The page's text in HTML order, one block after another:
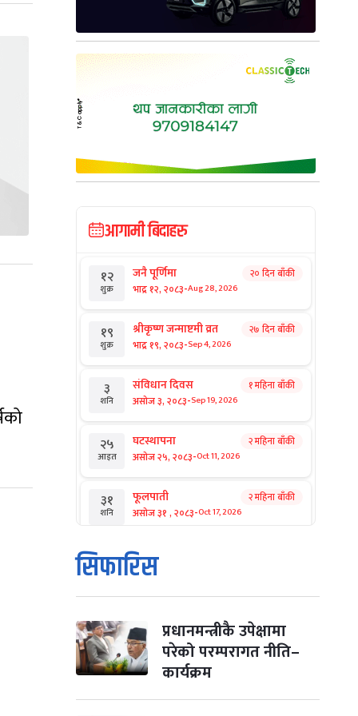
आगामी बिदाहरु
१२
शुक्र
जनै पूर्णिमा
भाद्र १२, २०८३-Aug 28, 2026
२० दिन बाँकी
१९
शुक्र
श्रीकृष्ण जन्माष्टमी व्रत
भाद्र १९, २०८३-Sep 4, 2026
२७ दिन बाँकी
३
शनि
संविधान दिवस
असोज ३, २०८३-Sep 19, 2026
१ महिना बाँकी
२५
आइत
घटस्थापना
असोज २५, २०८३-Oct 11, 2026
२ महिना बाँकी
३१
शनि
फूलपाती
असोज ३१ , २०८३-Oct 17, 2026
२ महिना बाँकी
१
आइत
कार्तिक सङ्क्रान्ति
कार्तिक १, २०८३
मंगल कार्तिक ३, २०८३-Oct 20, 2026
४ विजयादशमी
कार्तिक ४, २०८३-Oct 21, 2026
सिफारिस
प्रधानमन्त्रीकै उपेक्षामा
परेको परम्परागत नीति–
कार्यक्रम